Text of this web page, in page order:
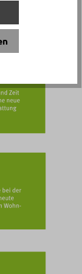
in Haag.